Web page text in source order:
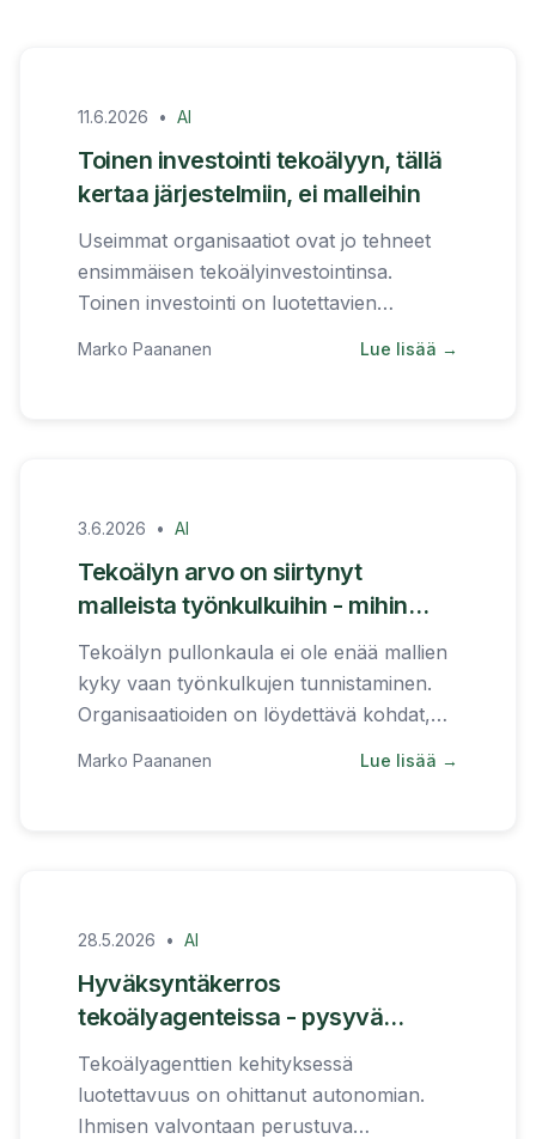
11.6.2026 • AI
Toinen investointi tekoälyyn, tällä
kertaa järjestelmiin, ei malleihin
Useimmat organisaatiot ovat jo tehneet
ensimmäisen tekoälyinvestointinsa.
Toinen investointi on luotettavien
Marko Paananen Lue lisää →
3.6.2026 • AI
Tekoälyn arvo on siirtynyt
malleista työnkulkuihin - mihin
organisaatioiden kannattaa
keskittyä
Tekoälyn pullonkaula ei ole enää mallien
kyky vaan työnkulkujen tunnistaminen.
Organisaatioiden on löydettävä kohdat,
Marko Paananen Lue lisää →
28.5.2026 • AI
Hyväksyntäkerros
tekoälyagenteissa - pysyvä
arkkitehtuuri
Tekoälyagenttien kehityksessä
luotettavuus on ohittanut autonomian.
Ihmisen valvontaan perustuva